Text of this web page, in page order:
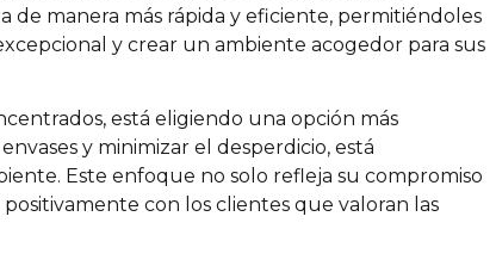
de manera más rápida y eficiente, permitiéndoles
y crear un ambiente acogedor para sus
está eligiendo una opción más
y minimizar el desperdicio, está
Este enfoque no solo refleja su compromiso
con los clientes que valoran las